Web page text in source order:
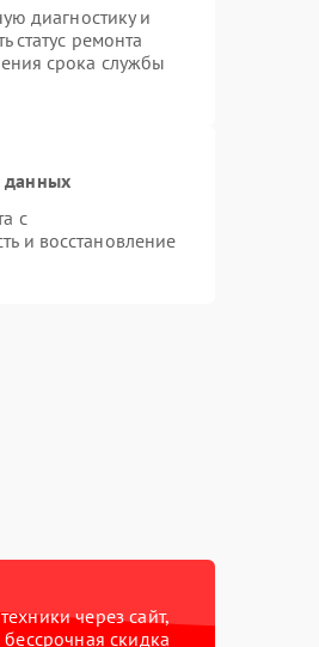
диагностику и
статус ремонта
срока службы
данных
с
и восстановление
через сайт,
скидка